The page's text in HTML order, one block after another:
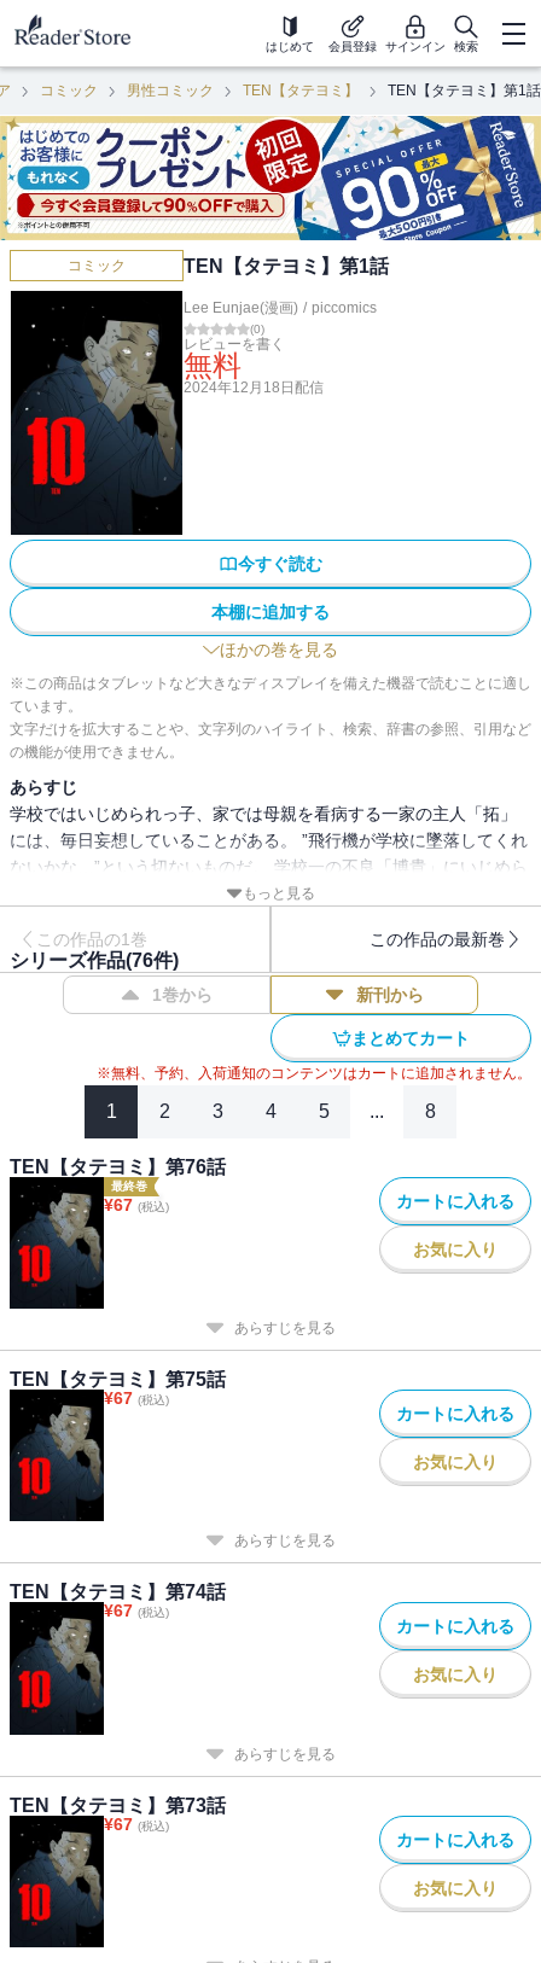
はじめて 会員登録 サインイン 検索
コミック 男性コミック TEN【タテヨミ】 TEN【タテヨミ】第1話
コミック TEN【タテヨミ】第1話
Lee Eunjae(漫画) / piccomics
(0)
レビューを書く
無料
2024年12月18日 配信
今すぐ読む
本棚に追加する
ほかの巻を見る
※この商品はタブレットなど大きなディスプレイを備えた機器で読むことに適し
ています。
文字だけを拡大することや、文字列のハイライト、検索、辞書の参照、引用など
の機能が使用できません。
あらすじ
学校ではいじめられっ子、家では母親を看病する一家の主人「拓」
には、毎日妄想していることがある。 ”飛行機が学校に墜落してくれ
ないかな…”という切ないものだ。 学校一の不良「博貴」にいじめら
れ、体も心もズタズタな日々を送っているひ弱な「拓」。 ある日、
しないよう願った「拓」だが、デートがきっかけで起こった「博
貴」とのトラブルで強制転校させられることに… そこで「拓」が見
たのは、暴力を正義とする不良集団とさらなる地獄の実体だった。
「拓」は地獄から脱出できる方法、喧嘩で10強に入れ！！と告げら
もっと見る
この作品の1巻 この作品の最新巻
シリーズ作品(76件)
1巻から 新刊から
まとめてカート
※無料、予約、入荷通知のコンテンツはカートに追加されません。
1 2 3 4 5 ... 8
TEN【タテヨミ】第76話
最終巻
¥67 (税込) カートに入れる
お気に入り
あらすじを見る
TEN【タテヨミ】第75話
¥67 (税込)
カートに入れる
お気に入り
あらすじを見る
TEN【タテヨミ】第74話
¥67 (税込)
カートに入れる
お気に入り
あらすじを見る
TEN【タテヨミ】第73話
¥67 (税込)
カートに入れる
お気に入り